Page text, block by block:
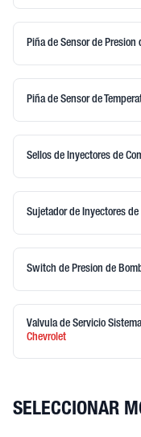
Piña de Sensor de
Piña de Sensor de
Sellos de Inyectores de
Sujetador de Inyectores
Switch de Presion de
Valvula de Servicio
Chevrolet
SELECCIONAR